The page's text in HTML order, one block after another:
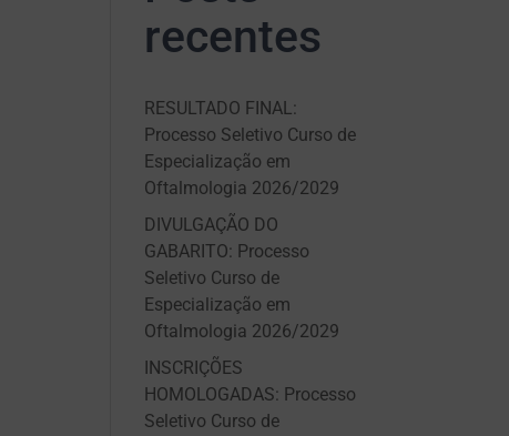
recentes
RESULTADO FINAL:
Processo Seletivo Curso de
Especialização em
Oftalmologia 2026/2029
DIVULGAÇÃO DO
GABARITO: Processo
Seletivo Curso de
Especialização em
Oftalmologia 2026/2029
INSCRIÇÕES
HOMOLOGADAS: Processo
Seletivo Curso de